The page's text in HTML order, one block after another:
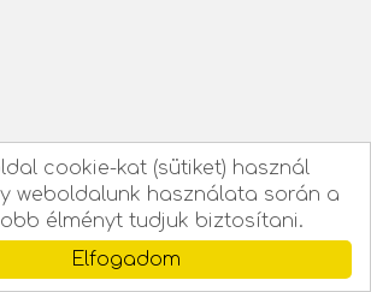
cookie-kat (sütiket) használ
weboldalunk használata során a
élményt tudjuk biztosítani.
Elfogadom